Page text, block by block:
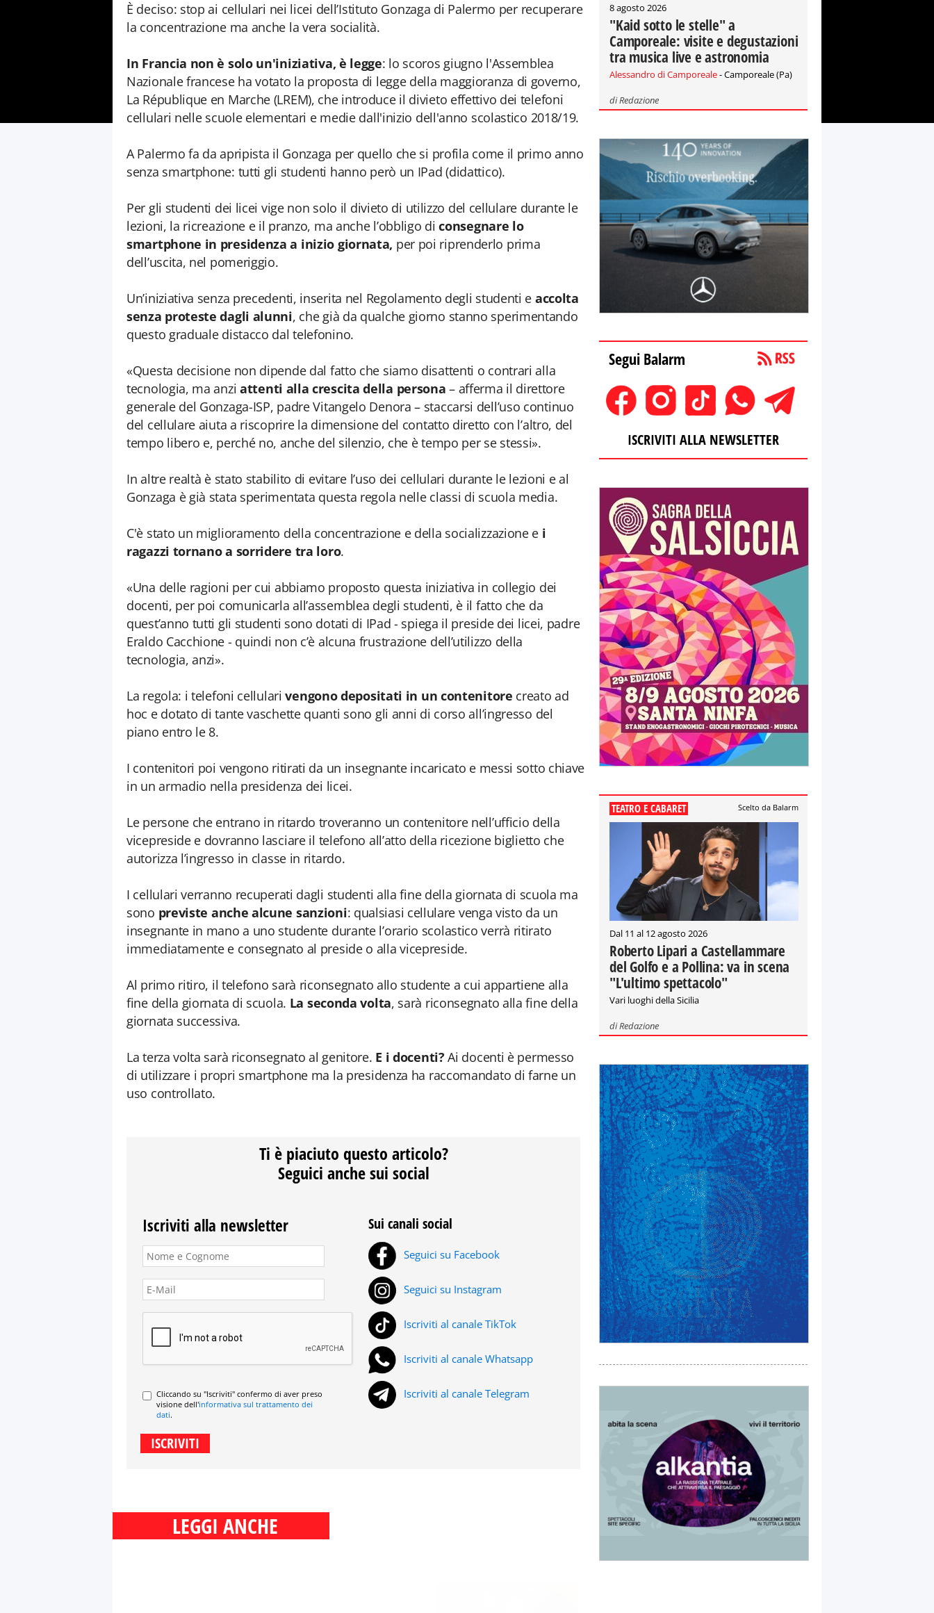
È deciso: stop ai cellulari nei licei dell’Istituto Gonzaga di Palermo per recuperare
la concentrazione ma anche la vera socialità.
In Francia non è solo un'iniziativa, è legge: lo scoros giugno l'Assemblea
Nazionale francese ha votato la proposta di legge della maggioranza di governo,
La République en Marche (LREM), che introduce il divieto effettivo dei telefoni
cellulari nelle scuole elementari e medie dall'inizio dell'anno scolastico 2018/19.
A Palermo fa da apripista il Gonzaga per quello che si profila come il primo anno
senza smartphone: tutti gli studenti hanno però un IPad (didattico).
Per gli studenti dei licei vige non solo il divieto di utilizzo del cellulare durante le
lezioni, la ricreazione e il pranzo, ma anche l’obbligo diconsegnare lo
smartphone in presidenza a inizio giornata, per poi riprenderlo prima
dell’uscita, nel pomeriggio.
Un’iniziativa senza precedenti, inserita nel Regolamento degli studenti e accolta
senza proteste dagli alunni, che già da qualche giorno stanno sperimentando
questo graduale distacco dal telefonino.
«Questa decisione non dipende dal fatto che siamo disattenti o contrari alla
tecnologia, ma anzi attenti alla crescita della persona – afferma il direttore
generale del Gonzaga-ISP, padre Vitangelo Denora – staccarsi dell’uso continuo
del cellulare aiuta a riscoprire la dimensione del contatto diretto con l’altro, del
tempo libero e, perché no, anche del silenzio, che è tempo per se stessi».
In altre realtà è stato stabilito di evitare l’uso dei cellulari durante le lezioni e al
Gonzaga è già stata sperimentata questa regola nelle classi di scuola media.
C'è stato un miglioramento della concentrazione e della socializzazione e i
ragazzi tornano a sorridere tra loro.
«Una delle ragioni per cui abbiamo proposto questa iniziativa in collegio dei
docenti, per poi comunicarla all’assemblea degli studenti, è il fatto che da
quest’anno tutti gli studenti sono dotati di IPad - spiega il preside dei licei, padre
Eraldo Cacchione - quindi non c’è alcuna frustrazione dell’utilizzo della
tecnologia, anzi».
La regola: i telefoni cellularivengono depositati in un contenitore creato ad
hoc e dotato di tante vaschette quanti sono gli anni di corso all’ingresso del
piano entro le 8.
I contenitori poi vengono ritirati da un insegnante incaricato e messi sotto chiave
in un armadio nella presidenza dei licei.
Le persone che entrano in ritardo troveranno un contenitore nell’ufficio della
vicepreside e dovranno lasciare il telefono all’atto della ricezione biglietto che
autorizza l’ingresso in classe in ritardo.
I cellulari verranno recuperati dagli studenti alla fine della giornata di scuola ma
sono previste anche alcune sanzioni: qualsiasi cellulare venga visto da un
insegnante in mano a uno studente durante l’orario scolastico verrà ritirato
immediatamente e consegnato al preside o alla vicepreside.
Al primo ritiro, il telefono sarà riconsegnato allo studente a cui appartiene alla
fine della giornata di scuola. La seconda volta, sarà riconsegnato alla fine della
giornata successiva.
La terza volta sarà riconsegnato al genitore. E i docenti?Ai docenti è permesso
di utilizzare i propri smartphone ma la presidenza ha raccomandato di farne un
uso controllato.
Ti è piaciuto questo articolo?
Seguici anche sui social
Iscriviti alla newsletter
Cliccando su "Iscriviti" confermo di aver preso
visione dell'informativa sul trattamento dei
dati.
Sui canali social
Seguici su Facebook
Seguici su Instagram
Iscriviti al canale TikTok
Iscriviti al canale Whatsapp
Iscriviti al canale Telegram
LEGGI ANCHE
8 agosto 2026
"Kaid sotto le stelle" a
Camporeale: visite e degustazioni
tra musica live e astronomia
Alessandro di Camporeale- Camporeale (Pa)
diRedazione
Segui Balarm
ISCRIVITI ALLA NEWSLETTER
TEATRO E CABARET Scelto da Balarm
Dal 11 al 12 agosto 2026
Roberto Lipari a Castellammare
del Golfo e a Pollina: va in scena
"L'ultimo spettacolo"
Vari luoghi della Sicilia
diRedazione